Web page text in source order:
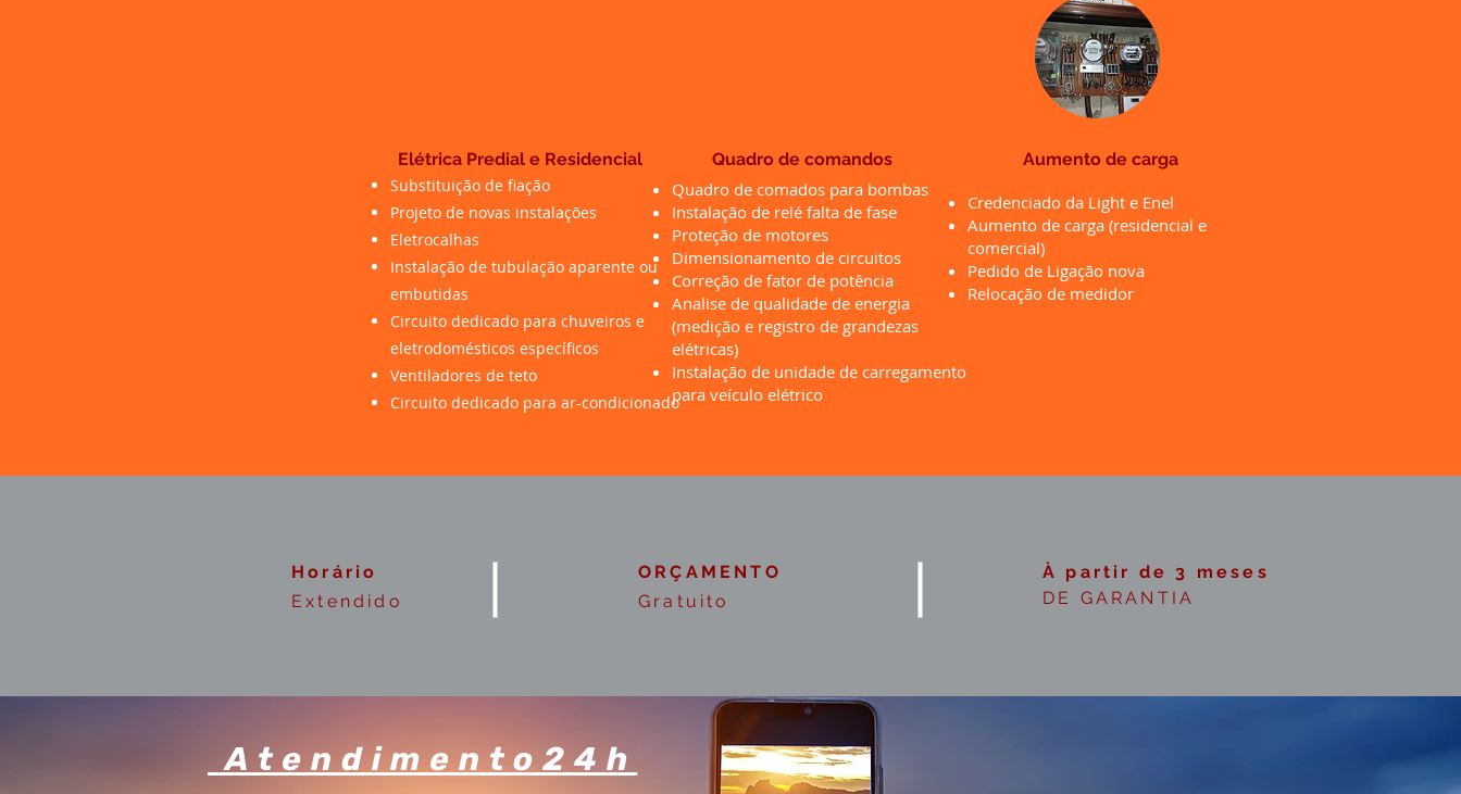
Elétrica Predial e Residencial Quadro de comandos
Aumento de carga
Substituição de fiação​
Projeto de novas instalações
Eletrocalhas
Instalação de tubulação aparente ou
embutidas
Circuito dedicado para chuveiros e
eletrodomésticos específicos
Ventiladores de teto
Circuito dedicado para ar-condicionado
Quadro de comados para bombas
Instalação de relé falta de fase
Proteção de motores
Dimensionamento de circuitos
Correção de fator de potência
Analise de qualidade de energia
(medição e registro de grandezas
elétricas)
Instalação de unidade de carregamento
para veículo elétrico
Credenciado da Light e Enel
Aumento de carga (residencial e
comercial)
Pedido de Ligação nova
Relocação de medidor
Horário
Extendido
Gratuito
ORÇAMENTO
À partir de 3 meses
DE GARANTIA
Atendimento24h